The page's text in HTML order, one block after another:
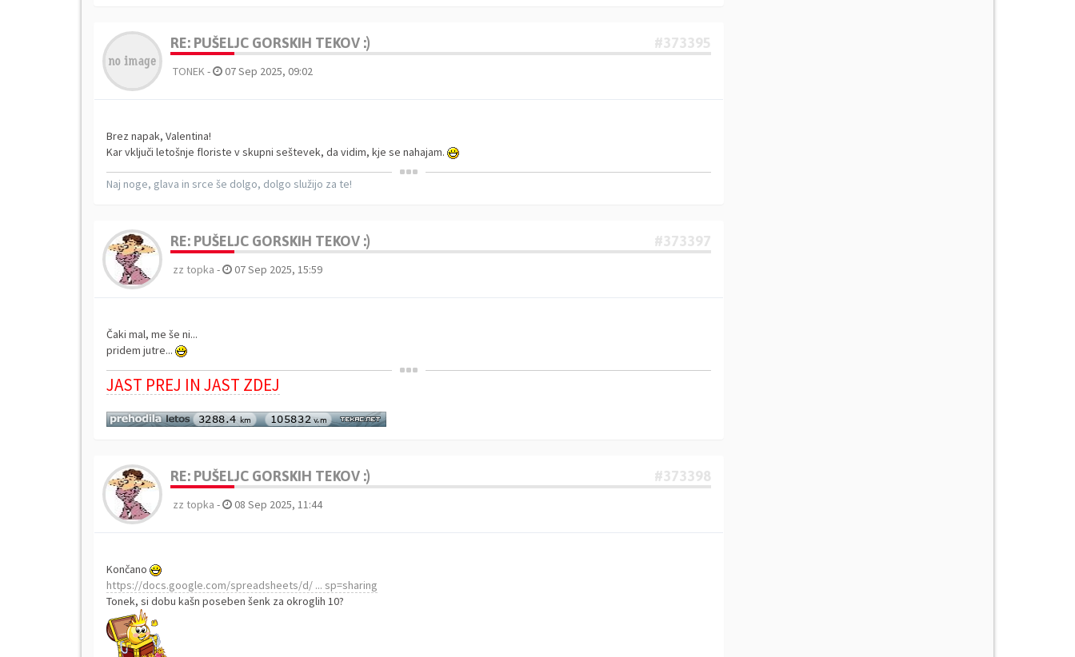
RE: PUŠELJC GORSKIH TEKOV :) #373395
TONEK- 07 Sep 2025, 09:02
Brez napak, Valentina!
Kar vključi letošnje floriste v skupni seštevek, da vidim, kje se nahajam.
Naj noge, glava in srce še dolgo, dolgo služijo za te!
RE: PUŠELJC GORSKIH TEKOV :) #373397
zz topka - 07 Sep 2025, 15:59
Čaki mal, me še ni...
pridem jutre...
JAST PREJ IN JAST ZDEJ
RE: PUŠELJC GORSKIH TEKOV :) #373398
zz topka - 08 Sep 2025, 11:44
Končano
https://docs.google.com/spreadsheets/d/ ... sp=sharing
Tonek, si dobu kašn poseben šenk za okroglih 10?